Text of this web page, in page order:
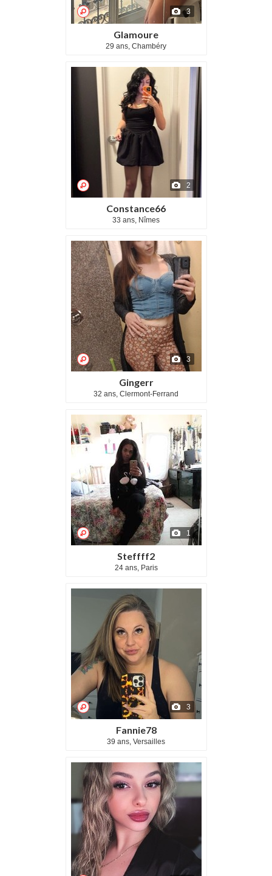
3
Glamoure
29 ans, Chambéry
2
Constance66
33 ans, Nîmes
3
Gingerr
32 ans, Clermont-Ferrand
1
Steffff2
24 ans, Paris
3
Fannie78
39 ans, Versailles